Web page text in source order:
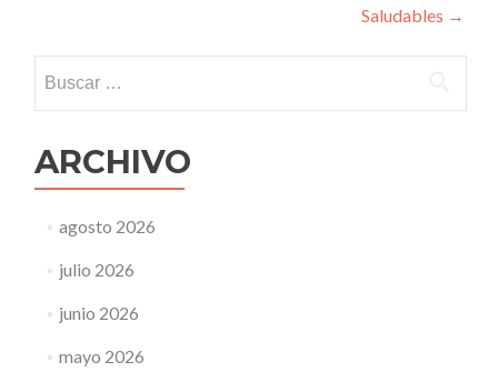
Saludables →
ARCHIVO
agosto 2026
julio 2026
junio 2026
mayo 2026